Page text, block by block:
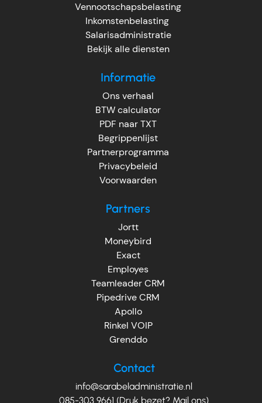
Vennootschapsbelasting
Inkomstenbelasting
Salarisadministratie
Bekijk alle diensten
Informatie
Ons verhaal
BTW calculator
PDF naar TXT
Begrippenlijst
Partnerprogramma
Privacybeleid
Voorwaarden
Partners
Jortt
Moneybird
Exact
Employes
Teamleader CRM
Pipedrive CRM
Apollo
Rinkel VOIP
Grenddo
Contact
info@sarabeladministratie.nl
085-303 9661 (Druk bezet? Mail ons)